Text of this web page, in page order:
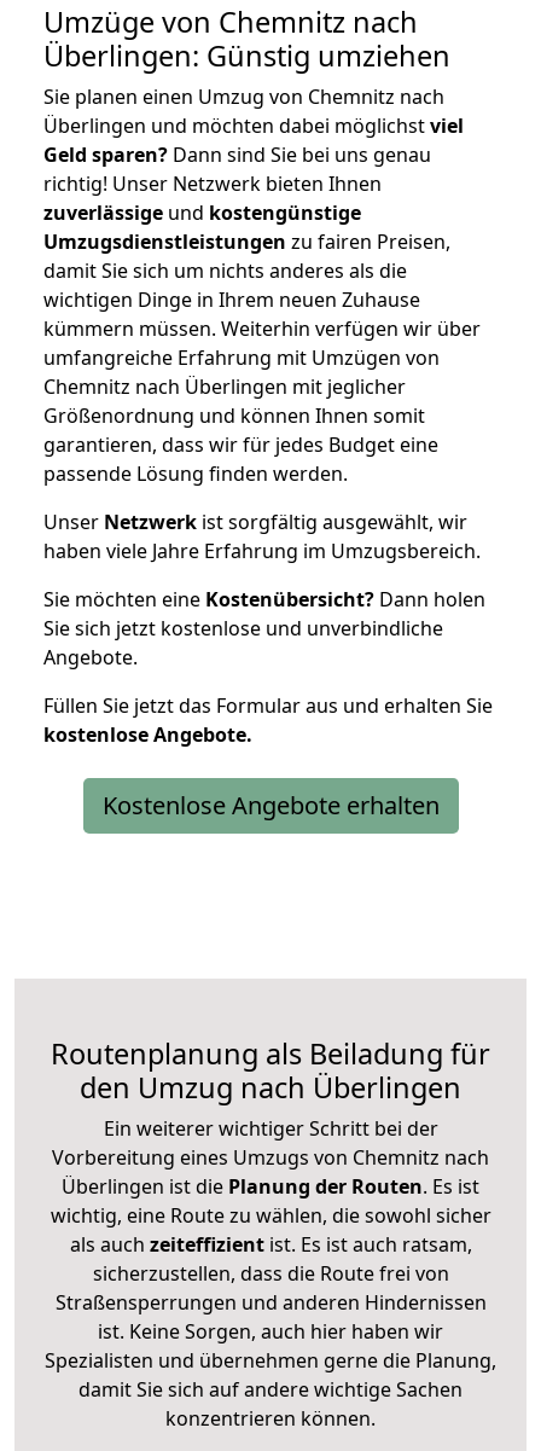
Umzüge von Chemnitz nach
Überlingen: Günstig umziehen
Sie planen einen Umzug von Chemnitz nach
Überlingen und möchten dabei möglichstviel
Geld sparen? Dann sind Sie bei uns genau
richtig! Unser Netzwerk bieten Ihnen
zuverlässige und kostengünstige
Umzugsdienstleistungen zu fairen Preisen,
damit Sie sich um nichts anderes als die
wichtigen Dinge in Ihrem neuen Zuhause
kümmern müssen. Weiterhin verfügen wir über
umfangreiche Erfahrung mit Umzügen von
Chemnitz nach Überlingen mit jeglicher
Größenordnung und können Ihnen somit
garantieren, dass wir für jedes Budget eine
passende Lösung finden werden.
Unser Netzwerk ist sorgfältig ausgewählt, wir
haben viele Jahre Erfahrung im Umzugsbereich.
Sie möchten eine Kostenübersicht? Dann holen
Sie sich jetzt kostenlose und unverbindliche
Angebote.
Füllen Sie jetzt das Formular aus und erhalten Sie
kostenloseAngebote.
Kostenlose Angebote erhalten
Routenplanung als Beiladung für
den Umzug nach Überlingen
Ein weiterer wichtiger Schritt bei der
Vorbereitung eines Umzugs von Chemnitz nach
Überlingen ist die Planung der Routen. Es ist
wichtig, eine Route zu wählen, die sowohl sicher
als auch zeiteffizientist. Es ist auch ratsam,
sicherzustellen, dass die Route frei von
Straßensperrungen und anderen Hindernissen
ist. Keine Sorgen, auch hier haben wir
Spezialisten und übernehmen gerne die Planung,
damit Sie sich auf andere wichtige Sachen
konzentrieren können.